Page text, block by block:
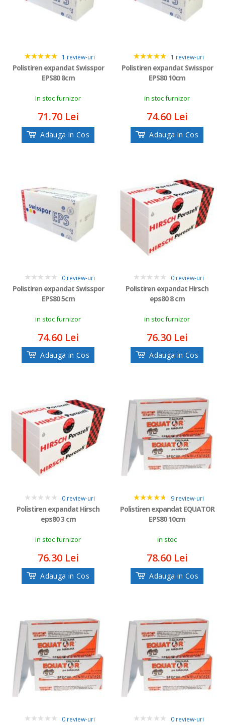
1 review-uri
Polistiren expandat Swisspor
EPS80 8cm
in stoc furnizor
71.70 Lei
Adauga in Cos
1 review-uri
Polistiren expandat Swisspor
EPS80 10cm
in stoc furnizor
74.60 Lei
Adauga in Cos
0
0 review-uri
Polistiren expandat Swisspor
EPS80 5cm
in stoc furnizor
74.60 Lei
Adauga in Cos
0 review-uri
Polistiren expandat Hirsch
eps80 8 cm
in stoc furnizor
76.30 Lei
Adauga in Cos
0 review-uri
Polistiren expandat Hirsch
eps80 3 cm
in stoc furnizor
76.30 Lei
Adauga in Cos
4.333333333333333
9 review-uri
Polistiren expandat EQUATOR
EPS80 10cm
in stoc
78.60 Lei
Adauga in Cos
0 review-uri 0 review-uri